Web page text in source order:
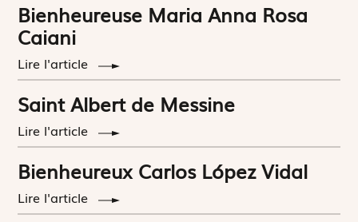
Bienheureuse Maria Anna Rosa
Caiani
Lire l'article
Saint Albert de Messine
Lire l'article
Bienheureux Carlos López Vidal
Lire l'article